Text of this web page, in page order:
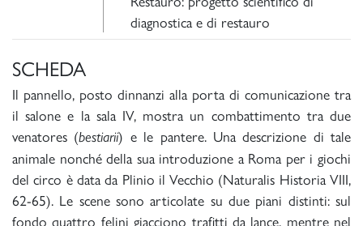
diagnostica e di restauro
SCHEDA
Il pannello, posto dinnanzi alla porta di comunicazione tra
il salone e la sala IV, mostra un combattimento tra due
venatores (bestiarii) e le pantere. Una descrizione di tale
animale nonché della sua introduzione a Roma per i giochi
del circo è data da Plinio il Vecchio (Naturalis Historia VIII,
62-65). Le scene sono articolate su due piani distinti: sul
fondo quattro felini giacciono trafitti da lance, mentre nel